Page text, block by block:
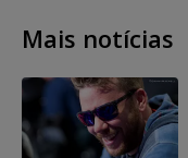
Mais notícias